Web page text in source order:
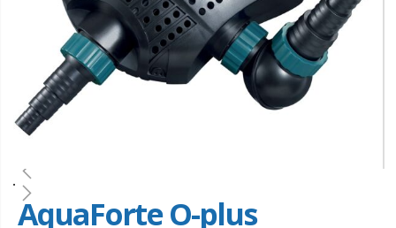
AquaForte O-plus